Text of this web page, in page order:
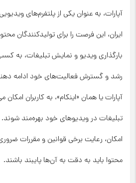
آپارات، به عنوان یکی از پلتفرم‌های
ایران، این فرصت را برای تولیدکنندگان
بارگذاری ویدیو و نمایش تبلیغات، به
رشد و گسترش فعالیت‌های خود ادامه
آپارات یا همان «اینکام»، به کاربران
تبلیغات در ویدیوهای خود بهره‌مند شوند.
امکان، رعایت برخی قوانین و مقررات
محتوا باید به دقت به آن‌ها پایبند باشند.